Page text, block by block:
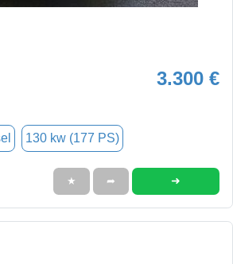
3.300 €
130 kw (177 PS)
★ ➦ ➜